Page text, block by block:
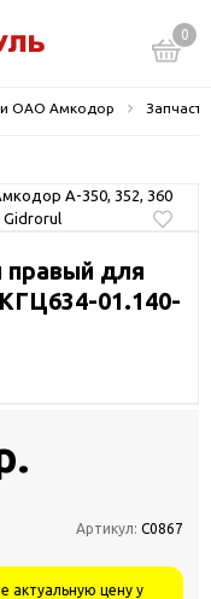
0
ОАО Амкодор
правый для
01.140-
Артикул: С0867
актуальную цену у